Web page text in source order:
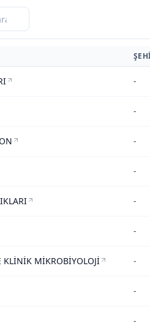
-
-
-
-
-
-
KLİNİK MİKROBİYOLOJİ -
-
-